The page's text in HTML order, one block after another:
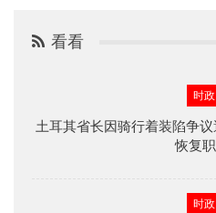
看看
时政
土耳其省长因骑行着装陷争
恢复
时政